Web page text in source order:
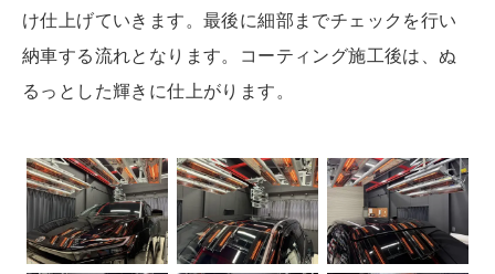
け仕上げていきます。最後に細部までチェックを行い
納車する流れとなります。コーティング施工後は、ぬ
るっとした輝きに仕上がります。